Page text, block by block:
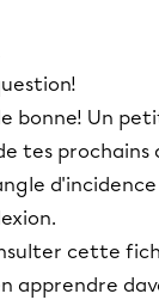
bonne! Un
tes prochains
cette
apprendre